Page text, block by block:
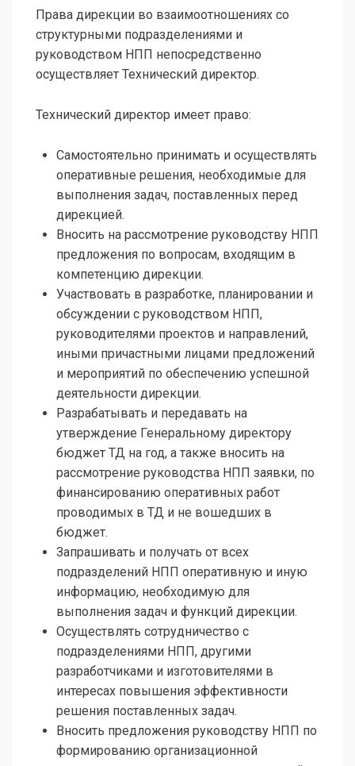
Права дирекции во взаимоотношениях со
структурными подразделениями и
руководством НПП непосредственно
осуществляет Технический директор.
Технический директор имеет право:
Самостоятельно принимать и осуществлять
оперативные решения, необходимые для
выполнения задач, поставленных перед
дирекцией.
Вносить на рассмотрение руководству НПП
предложения по вопросам, входящим в
компетенцию дирекции.
Участвовать в разработке, планировании и
обсуждении с руководством НПП,
руководителями проектов и направлений,
иными причастными лицами предложений
и мероприятий по обеспечению успешной
деятельности дирекции.
Разрабатывать и передавать на
утверждение Генеральному директору
бюджет ТД на год, а также вносить на
рассмотрение руководства НПП заявки, по
финансированию оперативных работ
проводимых в ТД и не вошедших в
бюджет.
Запрашивать и получать от всех
подразделений НПП оперативную и иную
информацию, необходимую для
выполнения задач и функций дирекции.
Осуществлять сотрудничество с
подразделениями НПП, другими
разработчиками и изготовителями в
интересах повышения эффективности
решения поставленных задач.
Вносить предложения руководству НПП по
формированию организационной